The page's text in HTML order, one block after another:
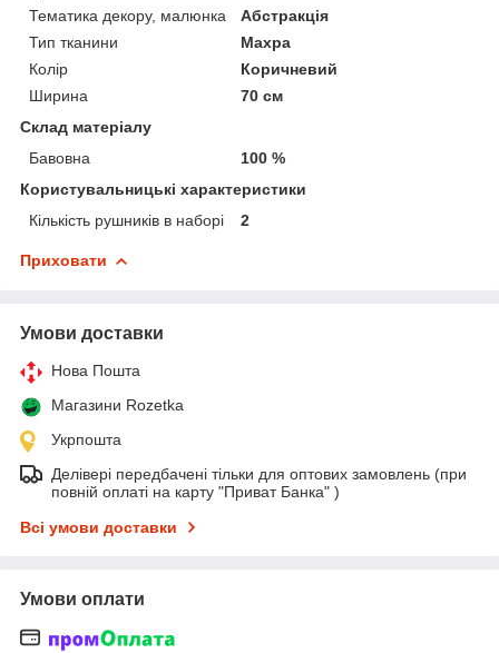
Тематика декору, малюнка
Абстракція
Тип тканини
Махра
Колір
Коричневий
Ширина
70 см
Склад матеріалу
Бавовна
100 %
Користувальницькі характеристики
Кількість рушників в наборі
2
Приховати
Умови доставки
Нова Пошта
Магазини Rozetka
Укрпошта
Делівері передбачені тільки для оптових замовлень (при
повній оплаті на карту "Приват Банка" )
Всі умови доставки
Умови оплати